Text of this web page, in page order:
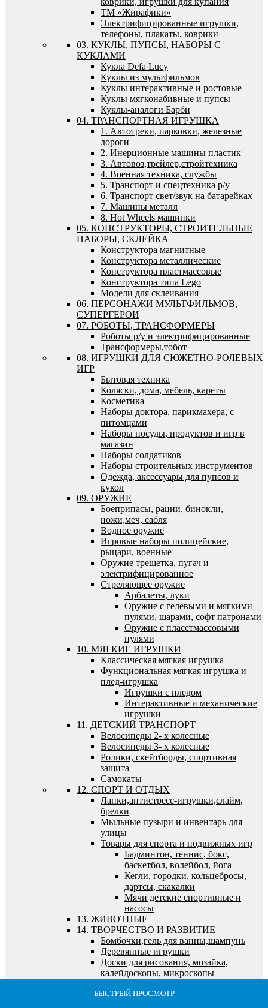
БЫСТРЫЙ ПРОСМОТР
БЫСТРЫЙ ПРОСМОТР
БЫСТРЫЙ ПРОСМОТР
БЫСТРЫЙ ПРОСМОТР
БЫСТРЫЙ ПРОСМОТР
ТМ «Жирафики»
Электрифицированные игрушки,
телефоны, плакаты, коврики
03. КУКЛЫ, ПУПСЫ, НАБОРЫ С
КУКЛАМИ
Кукла Defa Lucy
Куклы из мультфильмов
Куклы интерактивные и ростовые
Куклы мягконабивные и пупсы
Куклы-аналоги Барби
04. ТРАНСПОРТНАЯ ИГРУШКА
1. Автотреки, парковки, железные
дороги
2. Инерционные машины пластик
3. Автовоз,трейлер,стройтехника
4. Военная техника, службы
5. Транспорт и спецтехника р/у
6. Транспорт свет/звук на батарейках
7. Машины металл
8. Hot Wheels машинки
05. КОНСТРУКТОРЫ, СТРОИТЕЛЬНЫЕ
НАБОРЫ, СКЛЕЙКА
Конструктора магнитные
Конструктора металлические
Конструктора пластмассовые
Конструктора типа Lego
Модели для склеивания
06. ПЕРСОНАЖИ МУЛЬТФИЛЬМОВ,
СУПЕРГЕРОИ
07. РОБОТЫ, ТРАНСФОРМЕРЫ
Роботы р/у и электрифицированные
Трансформеры,тобот
08. ИГРУШКИ ДЛЯ СЮЖЕТНО-РОЛЕВЫХ
ИГР
Бытовая техника
Коляски, дома, мебель, кареты
Косметика
Наборы доктора, парикмахера, с
питомцами
Наборы посуды, продуктов и игр в
магазин
Наборы солдатиков
Наборы строительных инструментов
Одежда, аксессуары для пупсов и
кукол
09. ОРУЖИЕ
Боеприпасы, рации, бинокли,
ножи,меч, сабля
Водное оружие
Игровые наборы полицейские,
рыцари, военные
Оружие трещетка, пугач и
электрифицированное
Стреляющее оружие
Арбалеты, луки
Оружие с гелевыми и мягкими
пулями, шарами, софт патронами
Оружие с пласстмассовыми
пулями
10. МЯГКИЕ ИГРУШКИ
Классическая мягкая игрушка
Функциональная мягкая игрушка и
плед-игрушка
Игрушки с пледом
Интерактивные и механические
игрушки
11. ДЕТСКИЙ ТРАНСПОРТ
Велосипеды 2- х колесные
Велосипеды 3- х колесные
Ролики, скейтборды, спортивная
защита
Самокаты
12. СПОРТ И ОТДЫХ
Лапки,антистресс-игрушки,слайм,
брелки
Мыльные пузыри и инвентарь для
улицы
Товары для спорта и подвижных игр
Бадминтон, теннис, бокс,
баскетбол, волейбол, йога
Кегли, городки, кольцебросы,
дартсы, скакалки
Мячи детские спортивные и
насосы
13. ЖИВОТНЫЕ
14. ТВОРЧЕСТВО И РАЗВИТИЕ
Бомбочки,гель для ванны,шампунь
Деревянные игрушки
Доски для рисования, мозайка,
калейдоскопы, микроскопы
Настольные игры, кубики, лото,